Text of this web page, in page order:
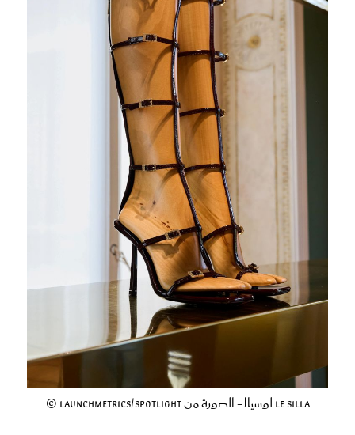
Le Silla لوسيلا- الصورة من Launchmetrics/Spotlight ©